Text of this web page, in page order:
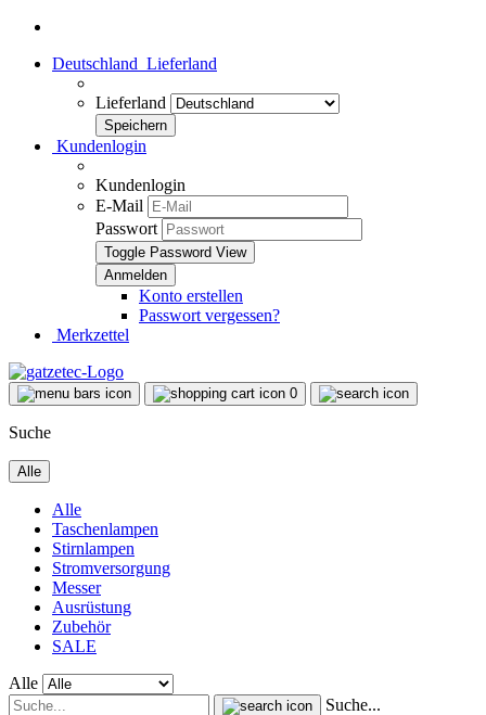
Deutschland Lieferland
Lieferland
Kundenlogin
Kundenlogin
E-Mail
Passwort
Toggle Password View
Konto erstellen
Passwort vergessen?
Merkzettel
0
Suche
Alle
Alle
Taschenlampen
Stirnlampen
Stromversorgung
Messer
Ausrüstung
Zubehör
SALE
Alle
Suche...